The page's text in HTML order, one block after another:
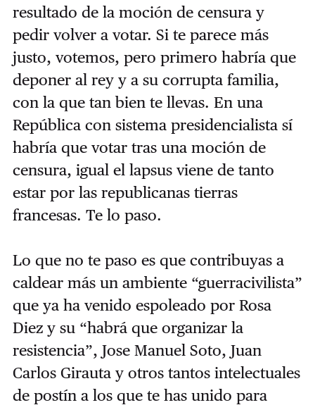
resultado de la moción de censura y
pedir volver a votar. Si te parece más
justo, votemos, pero primero habría que
deponer al rey y a su corrupta familia,
con la que tan bien te llevas. En una
República con sistema presidencialista sí
habría que votar tras una moción de
censura, igual el lapsus viene de tanto
estar por las republicanas tierras
francesas. Te lo paso.
Lo que no te paso es que contribuyas a
caldear más un ambiente “guerracivilista”
que ya ha venido espoleado por Rosa
Diez y su “habrá que organizar la
resistencia”, Jose Manuel Soto, Juan
Carlos Girauta y otros tantos intelectuales
de postín a los que te has unido para